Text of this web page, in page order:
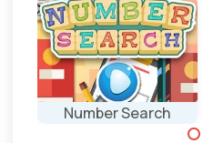
Number Search